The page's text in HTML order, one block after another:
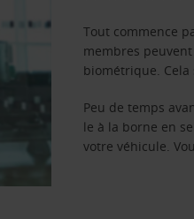
Tout commence
membres
biométrique. Cela
Peu de temps
le à la borne en
votre véhicule.